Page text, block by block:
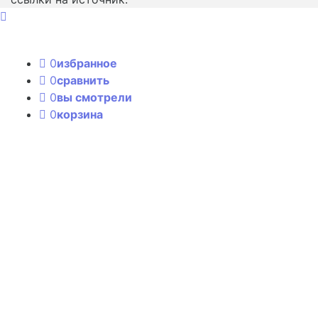
0избранное
0сравнить
0вы смотрели
0корзина